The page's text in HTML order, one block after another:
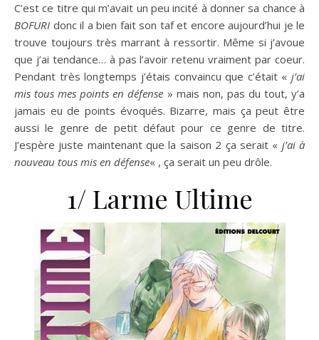
C’est ce titre qui m’avait un peu incité à donner sa chance à
BOFURI donc il a bien fait son taf et encore aujourd’hui je le
trouve toujours très marrant à ressortir. Même si j’avoue
que j’ai tendance… à pas l’avoir retenu vraiment par coeur.
Pendant très longtemps j’étais convaincu que c’était « j’ai
mis tous mes points en défense » mais non, pas du tout, y’a
jamais eu de points évoqués. Bizarre, mais ça peut être
aussi le genre de petit défaut pour ce genre de titre.
J’espère juste maintenant que la saison 2 ça serait « j’ai à
nouveau tous mis en défense« , ça serait un peu drôle.
1/ Larme Ultime